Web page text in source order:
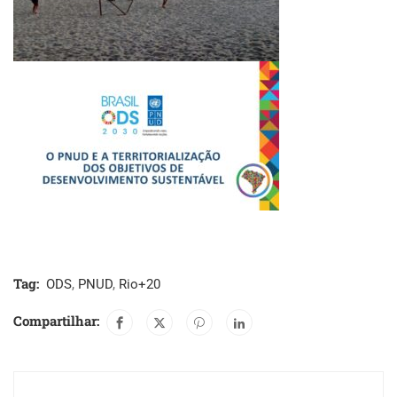
Tag: ODS, PNUD, Rio+20
Compartilhar: